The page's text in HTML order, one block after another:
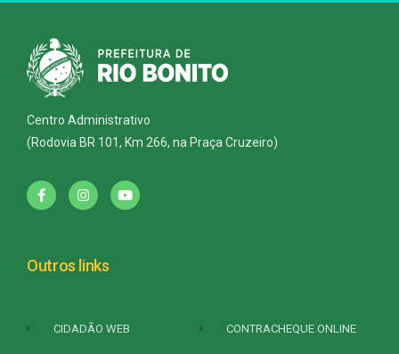
Centro Administrativo
(Rodovia BR 101, Km 266, na Praça Cruzeiro)
Outros links
CIDADÃO WEB CONTRACHEQUE ONLINE